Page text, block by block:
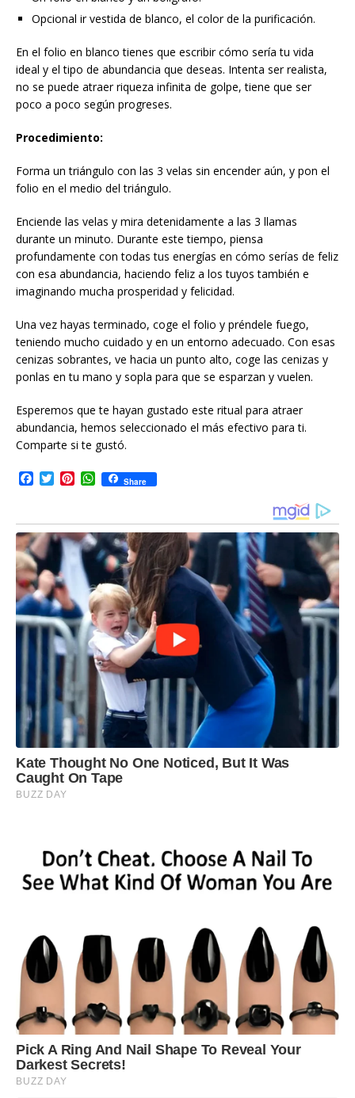
Opcional ir vestida de blanco, el color de la purificación.
En el folio en blanco tienes que escribir cómo sería tu vida
ideal y el tipo de abundancia que deseas. Intenta ser realista,
no se puede atraer riqueza infinita de golpe, tiene que ser
poco a poco según progreses.
Procedimiento:
Forma un triángulo con las 3 velas sin encender aún, y pon el
folio en el medio del triángulo.
Enciende las velas y mira detenidamente a las 3 llamas
durante un minuto. Durante este tiempo, piensa
profundamente con todas tus energías en cómo serías de feliz
con esa abundancia, haciendo feliz a los tuyos también e
imaginando mucha prosperidad y felicidad.
Una vez hayas terminado, coge el folio y préndele fuego,
teniendo mucho cuidado y en un entorno adecuado. Con esas
cenizas sobrantes, ve hacia un punto alto, coge las cenizas y
ponlas en tu mano y sopla para que se esparzan y vuelen.
Esperemos que te hayan gustado este ritual para atraer
abundancia, hemos seleccionado el más efectivo para ti.
Comparte si te gustó.
e
b
o
o
k
T
t
t
P
t
e
r
e
W
h
t
s
A
p
Share